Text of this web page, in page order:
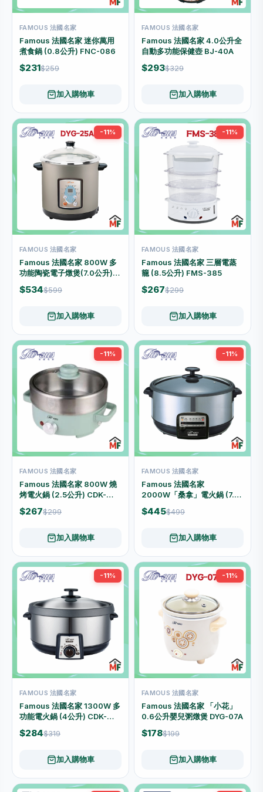
FAMOUS 法國名家
Famous 法國名家 迷你萬用
煮食鍋 (0.8公升) FNC-086
$231$259
加入購物車
FAMOUS 法國名家
Famous 法國名家 4.0公升全
自動多功能保健壺 BJ-40A
$293$329
加入購物車
-11%
FAMOUS 法國名家
Famous 法國名家 800W 多
功能陶瓷電子燉煲(7.0公升)
DYG-25AFP
$534$599
加入購物車
-11%
FAMOUS 法國名家
Famous 法國名家 三層電蒸
籠 (8.5公升) FMS-385
$267$299
加入購物車
-11%
FAMOUS 法國名家
Famous 法國名家 800W 燒
烤電火鍋 (2.5公升) CDK-
80C
$267$299
加入購物車
-11%
FAMOUS 法國名家
Famous 法國名家
2000W「桑拿」電火鍋 (7.5
公升) CDK-200
$445$499
加入購物車
-11%
FAMOUS 法國名家
Famous 法國名家 1300W 多
功能電火鍋 (4公升) CDK-
130A
$284$319
加入購物車
-11%
FAMOUS 法國名家
Famous 法國名家 「小花」
0.6公升嬰兒粥燉煲 DYG-07A
$178$199
加入購物車